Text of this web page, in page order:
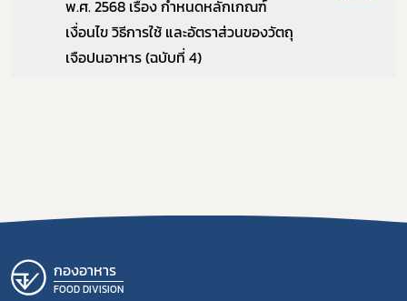
พ.ศ. 2568 เรื่อง กำหนดหลักเกณฑ์
เงื่อนไข วิธีการใช้ และอัตราส่วนของวัตถุ
เจือปนอาหาร (ฉบับที่ 4)
กองอาหาร
FOOD DIVISION